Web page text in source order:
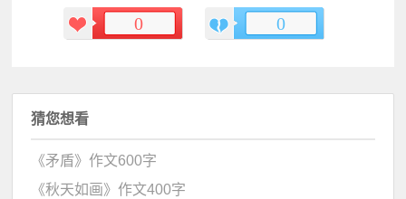
0 0
猜您想看
《矛盾》作文600字
《秋天如画》作文400字